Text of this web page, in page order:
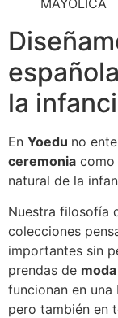
la
En Yoedu no
ceremonia como
natural de la
Nuestra filosofía
colecciones
importantes sin
prendas de
funcionan en
pero también en